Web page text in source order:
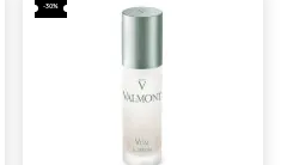
-30%